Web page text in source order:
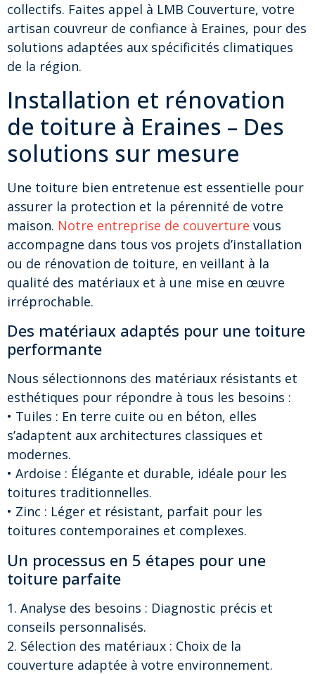
collectifs. Faites appel à LMB Couverture, votre
artisan couvreur de confiance à Eraines, pour des
solutions adaptées aux spécificités climatiques
de la région.
Installation et rénovation
de toiture à Eraines – Des
solutions sur mesure
Une toiture bien entretenue est essentielle pour
assurer la protection et la pérennité de votre
maison. Notre entreprise de couverture vous
accompagne dans tous vos projets d’installation
ou de rénovation de toiture, en veillant à la
qualité des matériaux et à une mise en œuvre
irréprochable.
Des matériaux adaptés pour une toiture
performante
Nous sélectionnons des matériaux résistants et
esthétiques pour répondre à tous les besoins :
• Tuiles : En terre cuite ou en béton, elles
s’adaptent aux architectures classiques et
modernes.
• Ardoise : Élégante et durable, idéale pour les
toitures traditionnelles.
• Zinc : Léger et résistant, parfait pour les
toitures contemporaines et complexes.
Un processus en 5 étapes pour une
toiture parfaite
1. Analyse des besoins : Diagnostic précis et
conseils personnalisés.
2. Sélection des matériaux : Choix de la
couverture adaptée à votre environnement.